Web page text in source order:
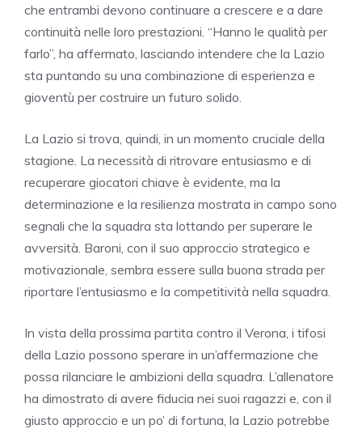
che entrambi devono continuare a crescere e a dare
continuità nelle loro prestazioni. “Hanno le qualità per
farlo”, ha affermato, lasciando intendere che la Lazio
sta puntando su una combinazione di esperienza e
gioventù per costruire un futuro solido.
La Lazio si trova, quindi, in un momento cruciale della
stagione. La necessità di ritrovare entusiasmo e di
recuperare giocatori chiave è evidente, ma la
determinazione e la resilienza mostrata in campo sono
segnali che la squadra sta lottando per superare le
avversità. Baroni, con il suo approccio strategico e
motivazionale, sembra essere sulla buona strada per
riportare l’entusiasmo e la competitività nella squadra.
In vista della prossima partita contro il Verona, i tifosi
della Lazio possono sperare in un’affermazione che
possa rilanciare le ambizioni della squadra. L’allenatore
ha dimostrato di avere fiducia nei suoi ragazzi e, con il
giusto approccio e un po’ di fortuna, la Lazio potrebbe